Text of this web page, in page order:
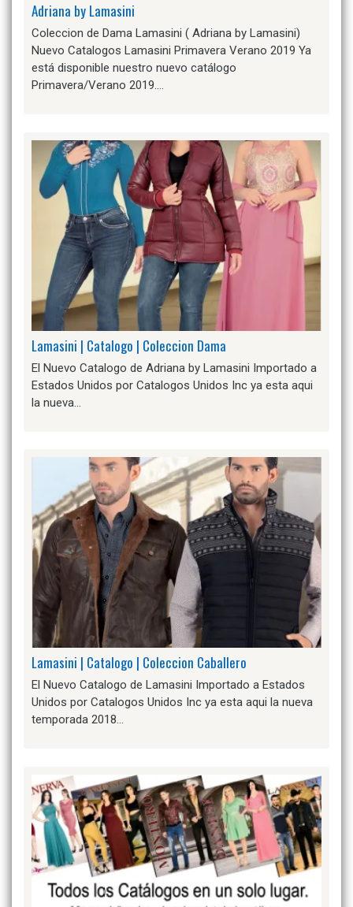
Adriana by Lamasini
Coleccion de Dama Lamasini ( Adriana by Lamasini)
Nuevo Catalogos Lamasini Primavera Verano 2019 Ya
está disponible nuestro nuevo catálogo
Primavera/Verano 2019….
Lamasini | Catalogo | Coleccion Dama
El Nuevo Catalogo de Adriana by Lamasini Importado a
Estados Unidos por Catalogos Unidos Inc ya esta aqui
la nueva…
Lamasini | Catalogo | Coleccion Caballero
El Nuevo Catalogo de Lamasini Importado a Estados
Unidos por Catalogos Unidos Inc ya esta aqui la nueva
temporada 2018…